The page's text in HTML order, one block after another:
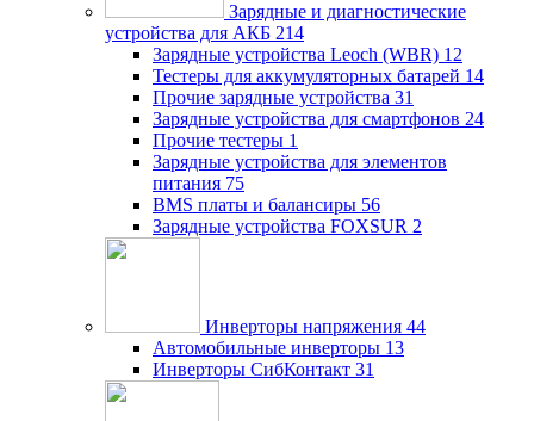
Зарядные и диагностические
устройства для АКБ 214
Зарядные устройства Leoch (WBR) 12
Тестеры для аккумуляторных батарей 14
Прочие зарядные устройства 31
Зарядные устройства для смартфонов 24
Прочие тестеры 1
Зарядные устройства для элементов
питания 75
BMS платы и балансиры 56
Зарядные устройства FOXSUR 2
Инверторы напряжения 44
Автомобильные инверторы 13
Инверторы СибКонтакт 31